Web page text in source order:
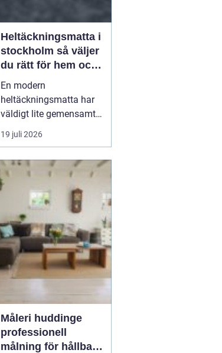
Heltäckningsmatta i
stockholm så väljer
du rätt för hem och
kontor
En modern
heltäckningsmatta har
väldigt lite gemensamt
med de plastiga,
svårstädade varianterna
och 80-talet. I dag
handlar textilgolv om
design, komfort och
smarta material som
både är slitstarka och
lättskötta. För den som
leta...
19 juli 2026
Måleri huddinge
professionell
målning för hållbara